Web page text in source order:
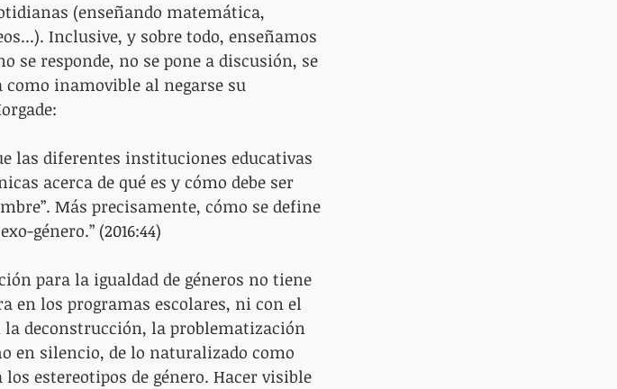
(enseñando matemática,
Inclusive, y sobre todo, enseñamos
se responde, no se pone a discusión, se
como inamovible al negarse su
las diferentes instituciones educativas
acerca de qué es y cómo debe ser
Más precisamente, cómo se define
género.” (2016:44)
para la igualdad de géneros no tiene
en los programas escolares, ni con el
la deconstrucción, la problematización
en silencio, de lo naturalizado como
estereotipos de género. Hacer visible